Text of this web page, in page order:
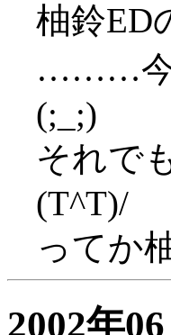
柚鈴ED
………今
(;_;)
それで
(T^T)/
ってか
2002年